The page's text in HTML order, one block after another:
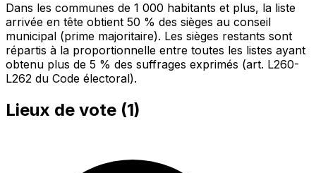
Dans les communes de 1 000 habitants et plus, la liste
arrivée en tête obtient 50 % des sièges au conseil
municipal (prime majoritaire). Les sièges restants sont
répartis à la proportionnelle entre toutes les listes ayant
obtenu plus de 5 % des suffrages exprimés (art. L260-
L262 du Code électoral).
Lieux de vote (1)